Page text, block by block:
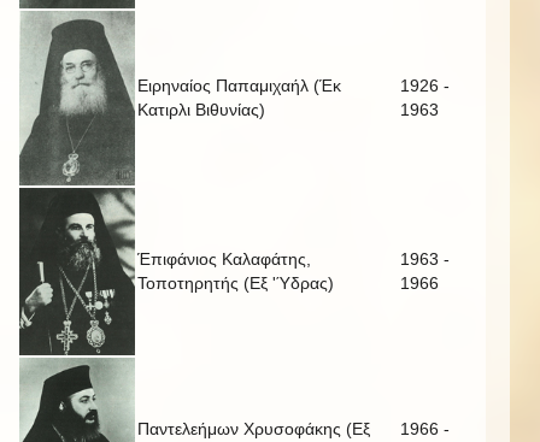
Ειρηναίος Παπαμιχαήλ (Έκ
Κατιρλι Βιθυνίας)
1926 -
1963
Έπιφάνιος Καλαφάτης,
Τοποτηρητής (Εξ 'Ύδρας)
1963 -
1966
Παντελεήμων Χρυσοφάκης (Εξ
1966 -